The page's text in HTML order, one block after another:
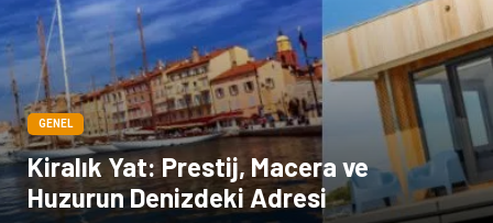
GENEL
Kiralık Yat: Prestij, Macera ve
Huzurun Denizdeki Adresi